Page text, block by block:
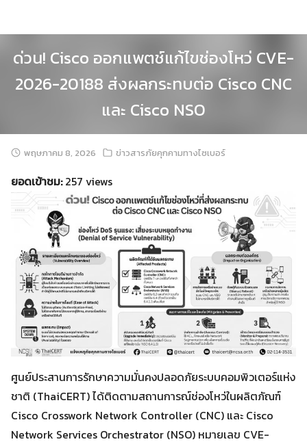
ด่วน! Cisco ออกแพตช์แก้ไขช่องโหว่ CVE-
2026-20188 ส่งผลกระทบต่อ Cisco CNC
และ Cisco NSO
พฤษภาคม 8, 2026 ข่าวสารภัยคุกคามทางไซเบอร์
ยอดเข้าชม:257 views
ศูนย์ประสานการรักษาความมั่นคงปลอดภัยระบบคอมพิวเตอร์แห่ง
ชาติ (ThaiCERT) ได้ติดตามสถานการณ์ช่องโหว่ในผลิตภัณฑ์
Cisco Crosswork Network Controller (CNC) และ Cisco
Network Services Orchestrator (NSO) หมายเลข CVE-